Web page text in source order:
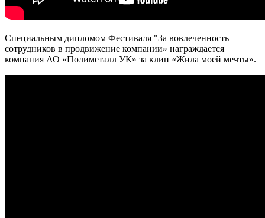
Специальным дипломом Фестиваля "За вовлеченность
сотрудников в продвижение компании» награждается
компания АО «Полиметалл УК» за клип «Жила моей мечты».